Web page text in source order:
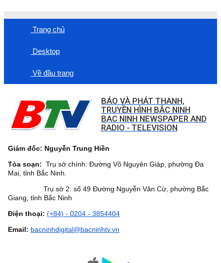
Trang chủ
Desktop
Về đầu trang
BÁO VÀ PHÁT THANH,
TRUYỀN HÌNH BẮC NINH
BAC NINH NEWSPAPER AND
RADIO - TELEVISION
Giám đốc: Nguyễn Trung Hiền
Tòa soạn: Trụ sở chính: Đường Võ Nguyên Giáp, phường Đa
Mai, tỉnh Bắc Ninh.
Trụ sở 2: số 49 Đường Nguyễn Văn Cừ, phường Bắc
Giang, tỉnh Bắc Ninh
Điện thoại: (+84) - 0204 - 3854404
Email: bacninhdigital@bacninhtv.vn